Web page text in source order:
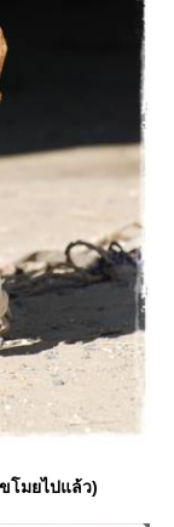
โมยไปแล้ว)